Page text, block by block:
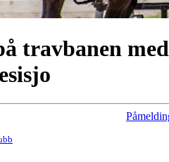
travbanen med